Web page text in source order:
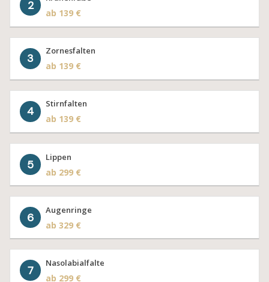
2
ab 139 €
3
Zornesfalten
ab 139 €
4
Stirnfalten
ab 139 €
5
Lippen
ab 299 €
6
Augenringe
ab 329 €
7
Nasolabialfalte
ab 299 €